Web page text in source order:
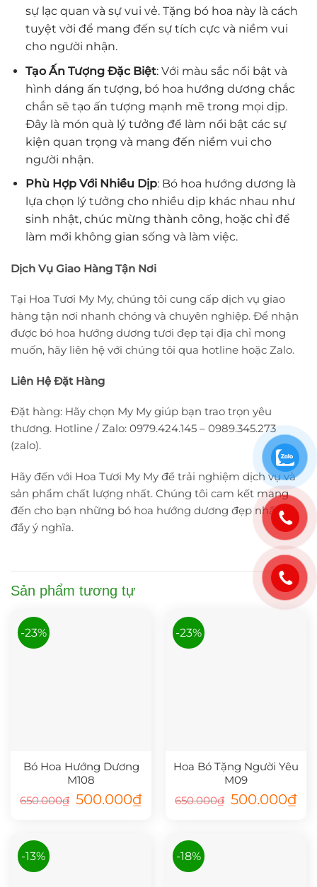
sự lạc quan và sự vui vẻ. Tặng bó hoa này là cách
tuyệt vời để mang đến sự tích cực và niềm vui
cho người nhận.
Tạo Ấn Tượng Đặc Biệt: Với màu sắc nổi bật và
hình dáng ấn tượng, bó hoa hướng dương chắc
chắn sẽ tạo ấn tượng mạnh mẽ trong mọi dịp.
Đây là món quà lý tưởng để làm nổi bật các sự
kiện quan trọng và mang đến niềm vui cho
người nhận.
Phù Hợp Với Nhiều Dịp: Bó hoa hướng dương là
lựa chọn lý tưởng cho nhiều dịp khác nhau như
sinh nhật, chúc mừng thành công, hoặc chỉ để
làm mới không gian sống và làm việc.
Dịch Vụ Giao Hàng Tận Nơi
Tại Hoa Tươi My My, chúng tôi cung cấp dịch vụ giao
hàng tận nơi nhanh chóng và chuyên nghiệp. Để nhận
được bó hoa hướng dương tươi đẹp tại địa chỉ mong
muốn, hãy liên hệ với chúng tôi qua hotline hoặc Zalo.
Liên Hệ Đặt Hàng
Đặt hàng: Hãy chọn My My giúp bạn trao trọn yêu
thương. Hotline / Zalo: 0979.424.145 – 0989.345.273
(zalo).
Hãy đến với Hoa Tươi My My để trải nghiệm dịch vụ và
sản phẩm chất lượng nhất. Chúng tôi cam kết mang
đến cho bạn những bó hoa hướng dương đẹp nhất và
đầy ý nghĩa.
Sản phẩm tương tự
-23%
Bó Hoa Hướng Dương
M108
650.000₫
Giá
gốc
500.000₫Giá
-23%
Hoa Bó Tặng Người Yêu
M09
650.000₫
Giá
gốc
500.000₫Giá
-13% -18%